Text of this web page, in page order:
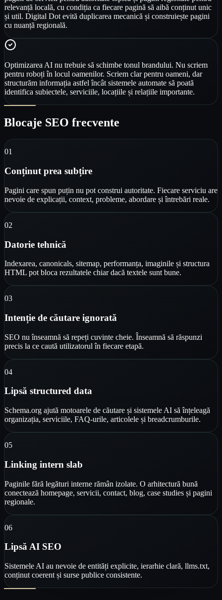
relevanță locală, cu condiția ca fiecare pagină să aibă conținut unic
și util. Digital Dot evită duplicarea mecanică și construiește pagini
cu nuanță regională.
Optimizarea AI nu trebuie să schimbe tonul brandului. Nu scriem
pentru roboți în locul oamenilor. Scriem clar pentru oameni, dar
structurăm informația astfel încât sistemele automate să poată
identifica subiectele, serviciile, locațiile și relațiile importante.
Blocaje SEO frecvente
01
Conținut prea subțire
Pagini care spun puțin nu pot construi autoritate. Fiecare serviciu are
nevoie de explicații, context, probleme, abordare și întrebări reale.
02
Datorie tehnică
Indexarea, canonicals, sitemap, performanța, imaginile și structura
HTML pot bloca rezultatele chiar dacă textele sunt bune.
03
Intenție de căutare ignorată
SEO nu înseamnă să repeți cuvinte cheie. Înseamnă să răspunzi
precis la ce caută utilizatorul în fiecare etapă.
04
Lipsă structured data
Schema.org ajută motoarele de căutare și sistemele AI să înțeleagă
organizația, serviciile, FAQ-urile, articolele și breadcrumburile.
05
Linking intern slab
Paginile fără legături interne rămân izolate. O arhitectură bună
conectează homepage, servicii, contact, blog, case studies și pagini
regionale.
06
Lipsă AI SEO
Sistemele AI au nevoie de entități explicite, ierarhie clară, llms.txt,
conținut coerent și surse publice consistente.